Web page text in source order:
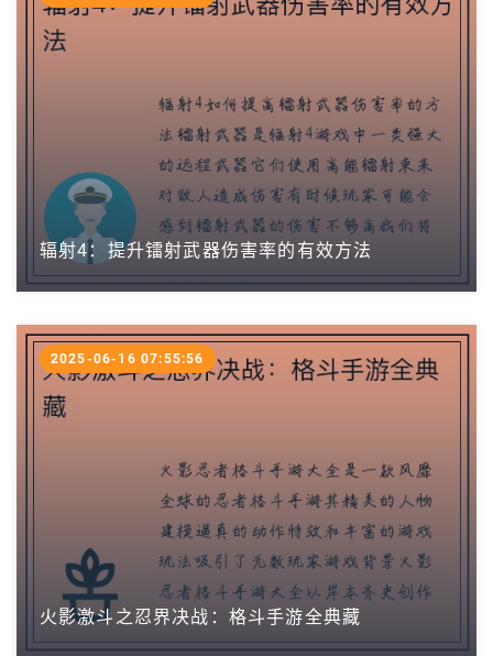
辐射4：提升镭射武器伤害率的有效方法
火影激斗之忍界决战：格斗手游全典藏
2025-06-16 07:55:56